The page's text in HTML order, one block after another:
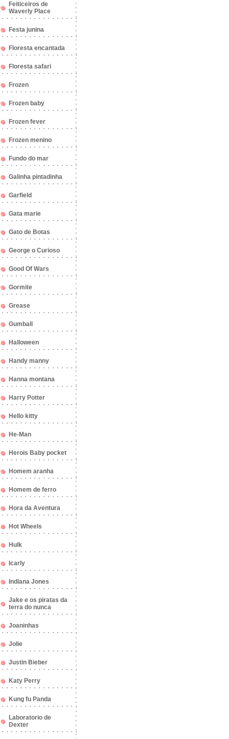
Feiticeiros de
Waverly Place
Festa junina
Floresta encantada
Floresta safari
Frozen
Frozen baby
Frozen fever
Frozen menino
Fundo do mar
Galinha pintadinha
Garfield
Gata marie
Gato de Botas
George o Curioso
Good Of Wars
Gormite
Grease
Gumball
Halloween
Handy manny
Hanna montana
Harry Potter
Hello kitty
He-Man
Herois Baby pocket
Homem aranha
Homem de ferro
Hora da Aventura
Hot Wheels
Hulk
Icarly
Indiana Jones
Jake e os piratas da
terra do nunca
Joaninhas
Jolie
Justin Bieber
Katy Perry
Kung fu Panda
Laboratorio de
Dexter